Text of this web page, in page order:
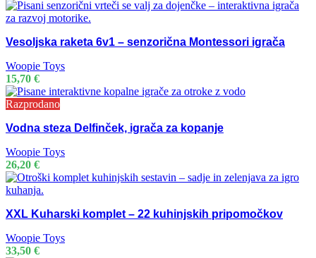
Vesoljska raketa 6v1 – senzorična Montessori igrača
Woopie Toys
15,70 €
Razprodano
Vodna steza Delfinček, igrača za kopanje
Woopie Toys
26,20 €
XXL Kuharski komplet – 22 kuhinjskih pripomočkov
Woopie Toys
33,50 €